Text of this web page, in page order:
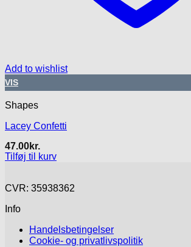
Add to wishlist
VIS
Shapes
Lacey Confetti
47.00kr.
Tilføj til kurv
CVR: 35938362
Info
Handelsbetingelser
Cookie- og privatlivspolitik